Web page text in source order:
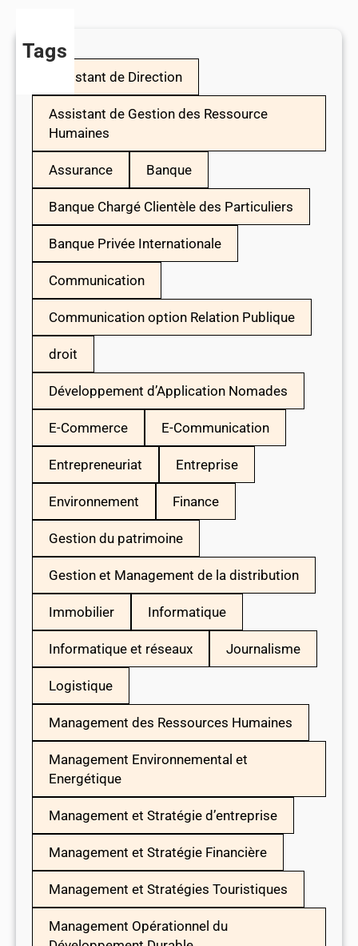
Tags
Assistant de Direction
Assistant de Gestion des Ressource
Humaines
Assurance Banque
Banque Chargé Clientèle des Particuliers
Banque Privée Internationale
Communication
Communication option Relation Publique
droit
Développement d’Application Nomades
E-Commerce E-Communication
Entrepreneuriat Entreprise
Environnement Finance
Gestion du patrimoine
Gestion et Management de la distribution
Immobilier Informatique
Informatique et réseaux Journalisme
Logistique
Management des Ressources Humaines
Management Environnemental et
Energétique
Management et Stratégie d’entreprise
Management et Stratégie Financière
Management et Stratégies Touristiques
Management Opérationnel du